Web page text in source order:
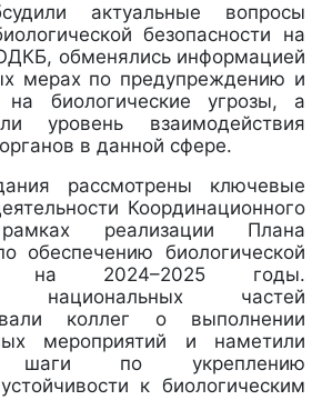
актуальные вопросы
безопасности на
обменялись информацией
мерах по предупреждению и
на биологические угрозы, а
уровень взаимодействия
в данной сфере.
рассмотрены ключевые
Координационного
реализации Плана
обеспечению биологической
на 2024–2025 годы.
национальных частей
коллег о выполнении
мероприятий и наметили
шаги по укреплению
к биологическим